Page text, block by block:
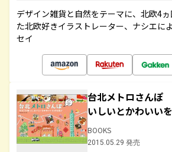
デザイン雑貨と自然をテーマに、北欧4
た北欧好きイラストレーター、ナシエに
セイ
台北メトロさんぽ
いしいとかわいい
BOOKS
2015.05.29 発売